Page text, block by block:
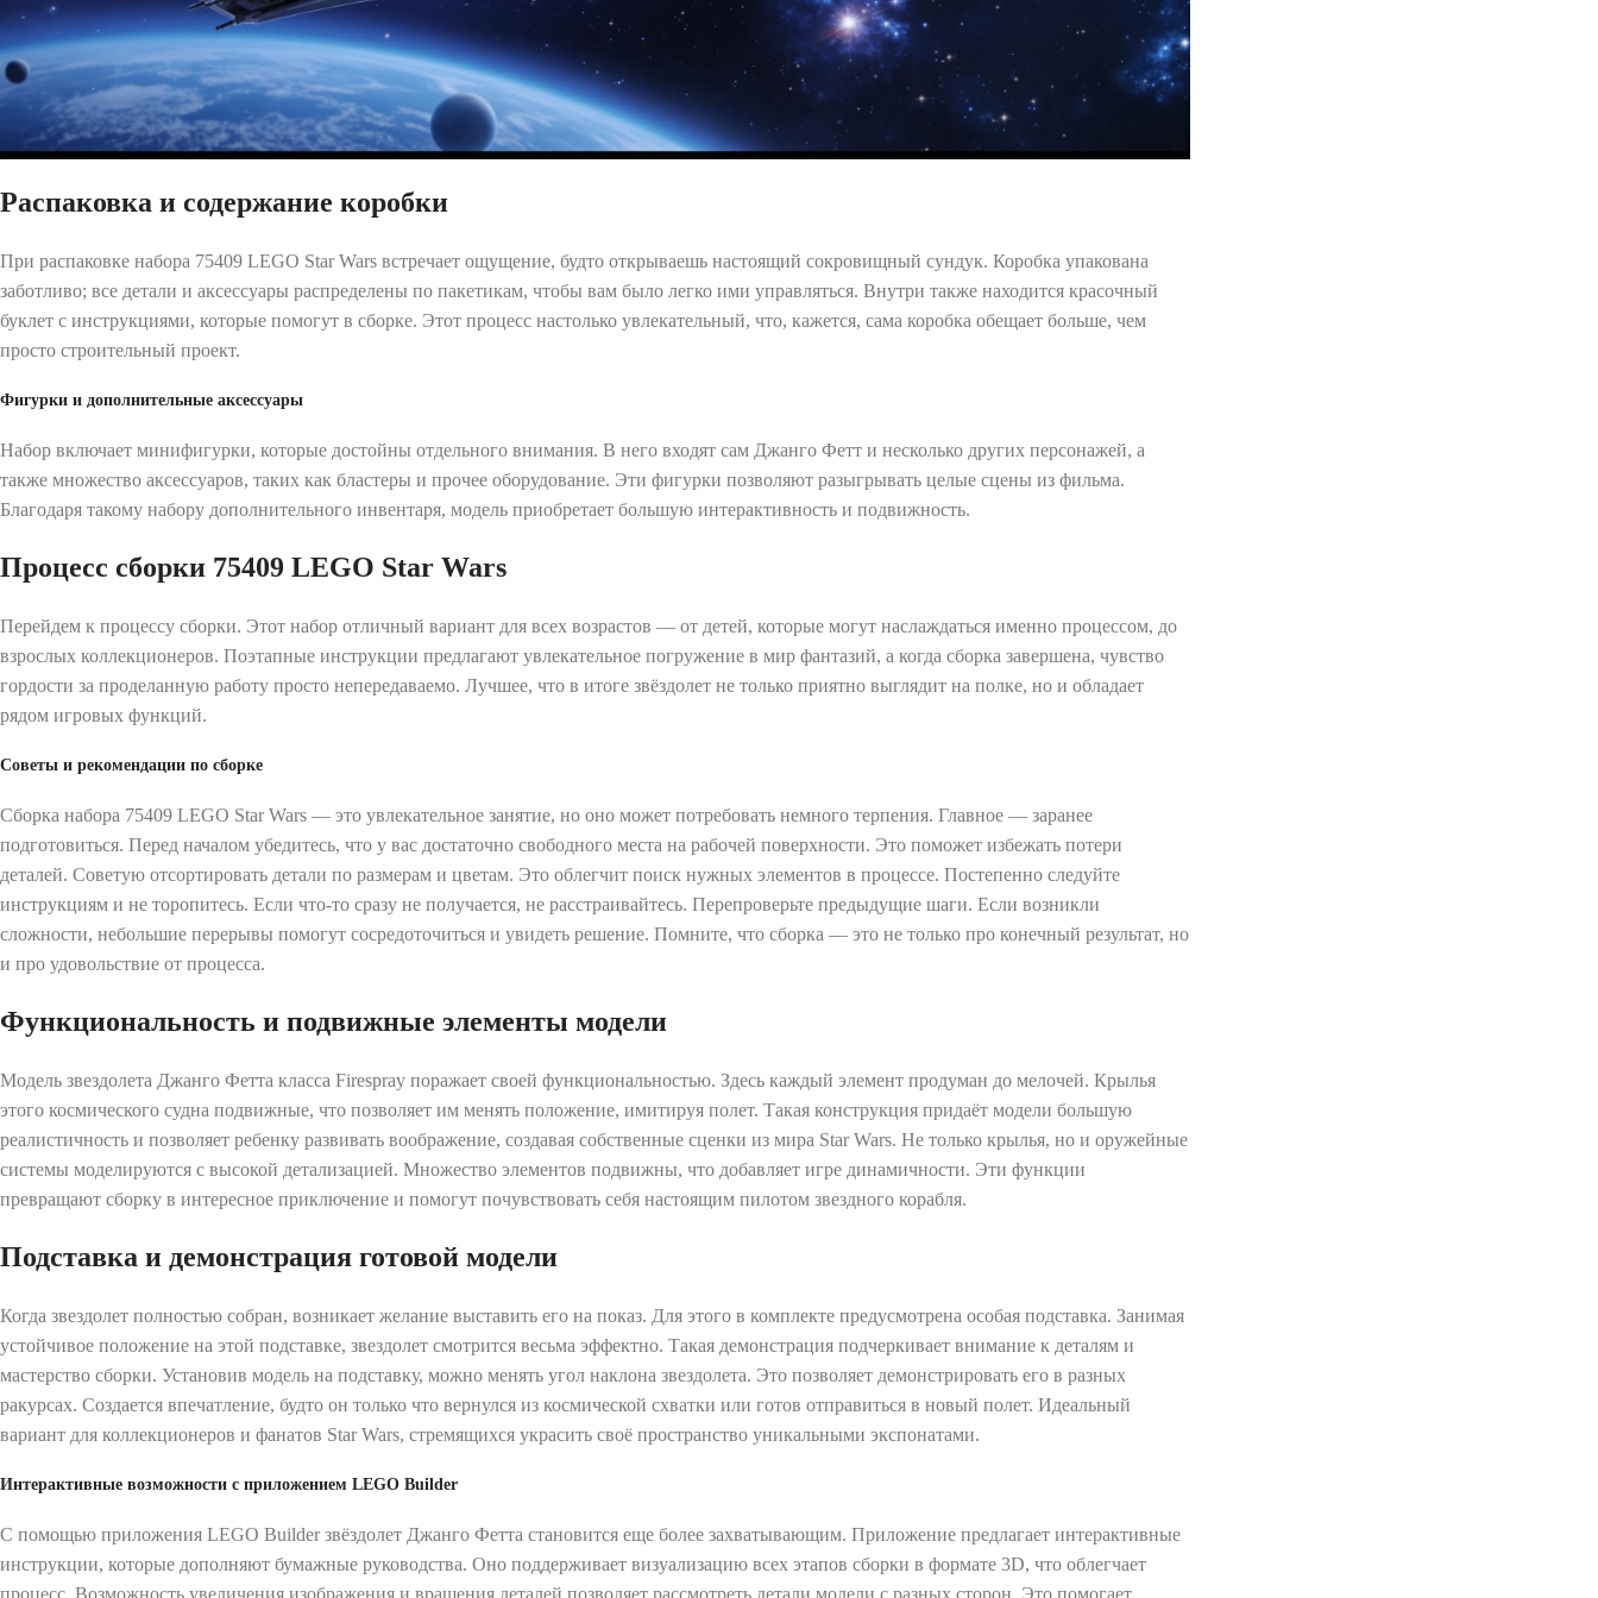
Распаковка и содержание коробки
При распаковке набора 75409 LEGO Star Wars встречает ощущение, будто открываешь настоящий сокровищный сундук. Коробка упакована
заботливо; все детали и аксессуары распределены по пакетикам, чтобы вам было легко ими управляться. Внутри также находится красочный
буклет с инструкциями, которые помогут в сборке. Этот процесс настолько увлекательный, что, кажется, сама коробка обещает больше, чем
просто строительный проект.
Фигурки и дополнительные аксессуары
Набор включает минифигурки, которые достойны отдельного внимания. В него входят сам Джанго Фетт и несколько других персонажей, а
также множество аксессуаров, таких как бластеры и прочее оборудование. Эти фигурки позволяют разыгрывать целые сцены из фильма.
Благодаря такому набору дополнительного инвентаря, модель приобретает большую интерактивность и подвижность.
Процесс сборки 75409 LEGO Star Wars
Перейдем к процессу сборки. Этот набор отличный вариант для всех возрастов — от детей, которые могут наслаждаться именно процессом, до
взрослых коллекционеров. Поэтапные инструкции предлагают увлекательное погружение в мир фантазий, а когда сборка завершена, чувство
гордости за проделанную работу просто непередаваемо. Лучшее, что в итоге звёздолет не только приятно выглядит на полке, но и обладает
рядом игровых функций.
Советы и рекомендации по сборке
Сборка набора 75409 LEGO Star Wars — это увлекательное занятие, но оно может потребовать немного терпения. Главное — заранее
подготовиться. Перед началом убедитесь, что у вас достаточно свободного места на рабочей поверхности. Это поможет избежать потери
деталей. Советую отсортировать детали по размерам и цветам. Это облегчит поиск нужных элементов в процессе. Постепенно следуйте
инструкциям и не торопитесь. Если что-то сразу не получается, не расстраивайтесь. Перепроверьте предыдущие шаги. Если возникли
сложности, небольшие перерывы помогут сосредоточиться и увидеть решение. Помните, что сборка — это не только про конечный результат, но
и про удовольствие от процесса.
Функциональность и подвижные элементы модели
Модель звездолета Джанго Фетта класса Firespray поражает своей функциональностью. Здесь каждый элемент продуман до мелочей. Крылья
этого космического судна подвижные, что позволяет им менять положение, имитируя полет. Такая конструкция придаёт модели большую
реалистичность и позволяет ребенку развивать воображение, создавая собственные сценки из мира Star Wars. Не только крылья, но и оружейные
системы моделируются с высокой детализацией. Множество элементов подвижны, что добавляет игре динамичности. Эти функции
превращают сборку в интересное приключение и помогут почувствовать себя настоящим пилотом звездного корабля.
Подставка и демонстрация готовой модели
Когда звездолет полностью собран, возникает желание выставить его на показ. Для этого в комплекте предусмотрена особая подставка. Занимая
устойчивое положение на этой подставке, звездолет смотрится весьма эффектно. Такая демонстрация подчеркивает внимание к деталям и
мастерство сборки. Установив модель на подставку, можно менять угол наклона звездолета. Это позволяет демонстрировать его в разных
ракурсах. Создается впечатление, будто он только что вернулся из космической схватки или готов отправиться в новый полет. Идеальный
вариант для коллекционеров и фанатов Star Wars, стремящихся украсить своё пространство уникальными экспонатами.
Интерактивные возможности с приложением LEGO Builder
С помощью приложения LEGO Builder звёздолет Джанго Фетта становится еще более захватывающим. Приложение предлагает интерактивные
инструкции, которые дополняют бумажные руководства. Оно поддерживает визуализацию всех этапов сборки в формате 3D, что облегчает
процесс. Возможность увеличения изображения и вращения деталей позволяет рассмотреть детали модели с разных сторон. Это помогает